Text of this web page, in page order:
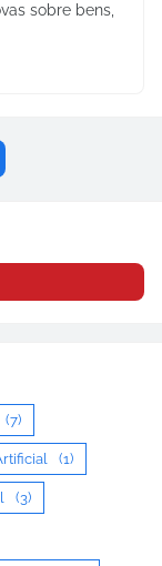
sobre bens,
(7)
(1)
(3)